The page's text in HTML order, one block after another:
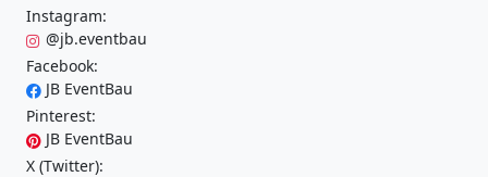
Instagram:
@jb.eventbau
Facebook:
JB EventBau
Pinterest:
JB EventBau
X (Twitter):